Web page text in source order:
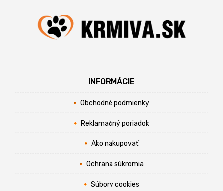
INFORMÁCIE
Obchodné podmienky
Reklamačný poriadok
Ako nakupovať
Ochrana súkromia
Súbory cookies